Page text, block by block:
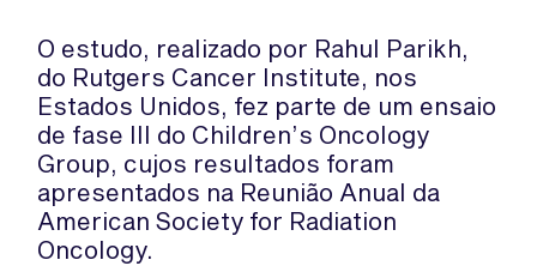
O estudo, realizado por Rahul Parikh,
do Rutgers Cancer Institute, nos
Estados Unidos, fez parte de um ensaio
de fase III do Children’s Oncology
Group, cujos resultados foram
apresentados na Reunião Anual da
American Society for Radiation
Oncology.